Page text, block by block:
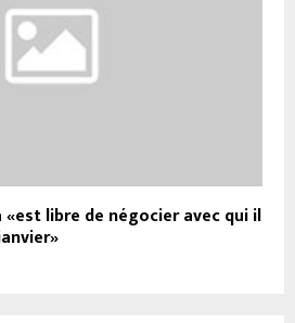
«est libre de négocier avec qui il